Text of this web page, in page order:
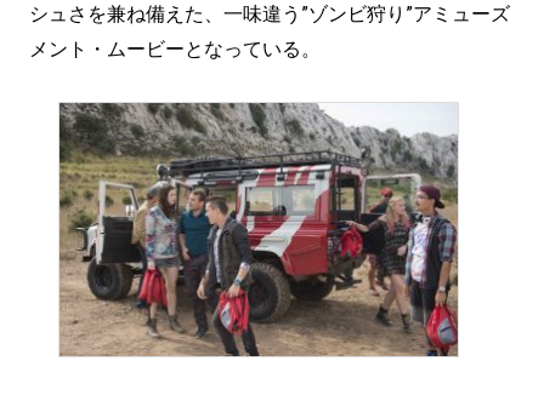
シュさを兼ね備えた、一味違う”ゾンビ狩り”アミューズ
メント・ムービーとなっている。